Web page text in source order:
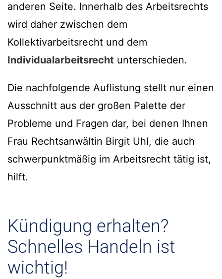
anderen Seite. Innerhalb des Arbeitsrechts
wird daher zwischen dem
Kollektivarbeitsrecht und dem
Individualarbeitsrecht unterschieden.
Die nachfolgende Auflistung stellt nur einen
Ausschnitt aus der großen Palette der
Probleme und Fragen dar, bei denen Ihnen
Frau Rechtsanwältin Birgit Uhl, die auch
schwerpunktmäßig im Arbeitsrecht tätig ist,
hilft.
Kündigung erhalten?
Schnelles Handeln ist
wichtig!